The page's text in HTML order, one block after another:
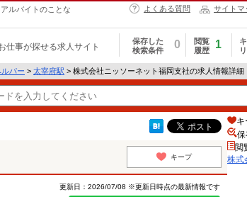
ルバイトのことな
よくある質問 サイトマ
仕事が探せる求人サイト
保存した
検索条件
0
閲覧
履歴
1
パー > 太宰府駅 > 株式会社ニッソーネット福岡支社の求人情報詳細
キープ
更新日：2026/07/08 ※更新日時点の最新情報です
キ
保
閲
株式